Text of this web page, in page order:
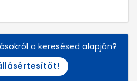
a keresésed alapján?